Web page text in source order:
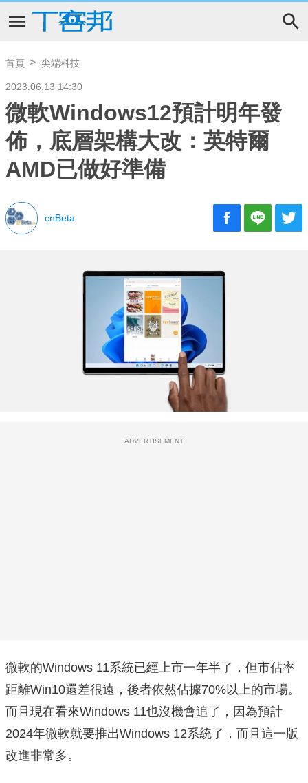
首頁 尖端科技
2023.06.13 14:30
微軟Windows12預計明年發
佈，底層架構大改：英特爾
AMD已做好準備
cnBeta
ADVERTISEMENT
微軟的Windows 11系統已經上市一年半了，但市佔率
距離Win10還差很遠，後者依然佔據70%以上的市場。
而且現在看來Windows 11也沒機會追了，因為預計
2024年微軟就要推出Windows 12系統了，而且這一版
改進非常多。